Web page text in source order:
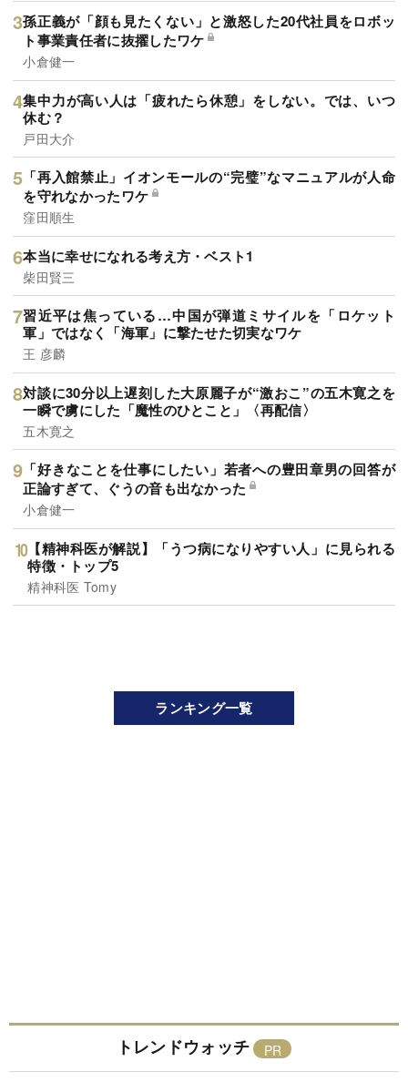
孫正義が「顔も見たくない」と激怒した20代社員をロボッ
ト事業責任者に抜擢したワケ
小倉健一
集中力が高い人は「疲れたら休憩」をしない。では、いつ
休む？
戸田大介
「再入館禁止」イオンモールの“完璧”なマニュアルが人命
を守れなかったワケ
窪田順生
本当に幸せになれる考え方・ベスト1
柴田賢三
習近平は焦っている…中国が弾道ミサイルを「ロケット
軍」ではなく「海軍」に撃たせた切実なワケ
王 彦麟
対談に30分以上遅刻した大原麗子が“激おこ”の五木寛之を
一瞬で虜にした「魔性のひとこと」〈再配信〉
五木寛之
「好きなことを仕事にしたい」若者への豊田章男の回答が
正論すぎて、ぐうの音も出なかった
小倉健一
【精神科医が解説】「うつ病になりやすい人」に見られる
特徴・トップ5
精神科医 Tomy
ランキング一覧
トレンドウォッチ